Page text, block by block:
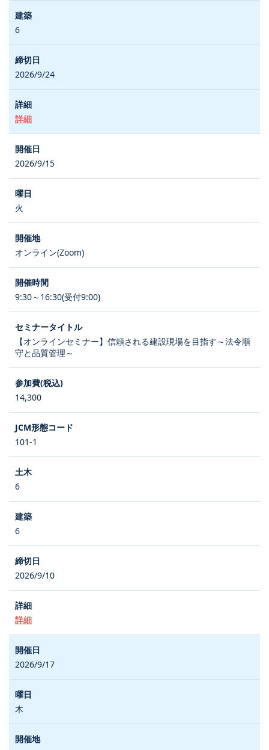
6
2026/9/24
詳細
2026/9/15
火
オンライン(Zoom)
9:30～16:30(受付9:00)
【オンラインセミナー】信頼される建設現場を目指す～法令順
守と品質管理～
14,300
101-1
6
6
2026/9/10
詳細
2026/9/17
木